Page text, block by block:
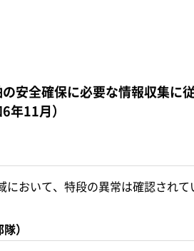
安全確保に必要な情報収集に
年11月）
おいて、特段の異常は確認されて
）